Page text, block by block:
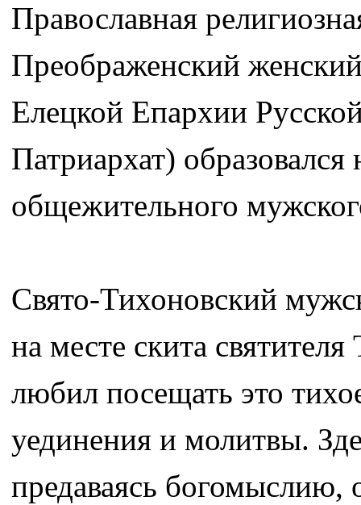
Православная
Преображенский
Елецкой Епархии
Патриархат)
общежительного
Свято-Тихоновский
на месте скита
любил посещать это
уединения и молитвы.
предаваясь богомыслию,